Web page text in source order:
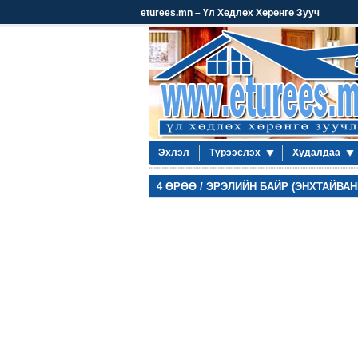
eturees.mn – Үл Хөдлөх Хөрөнгө Зууч
Эхлэл Түрээслэх Худалдаа
4 ӨРӨӨ / ЭРЭЛИЙН БАЙР